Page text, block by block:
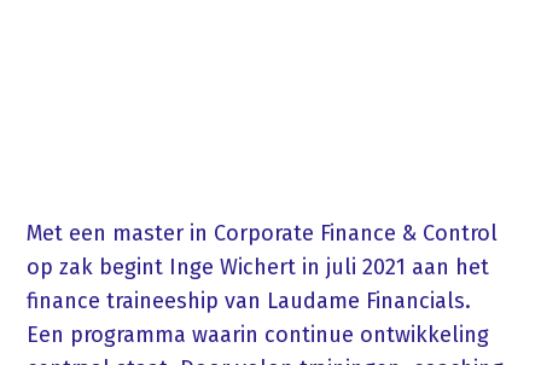
Met een master in Corporate Finance & Control
op zak begint Inge Wichert in juli 2021 aan het
finance traineeship van Laudame Financials.
Een programma waarin continue ontwikkeling